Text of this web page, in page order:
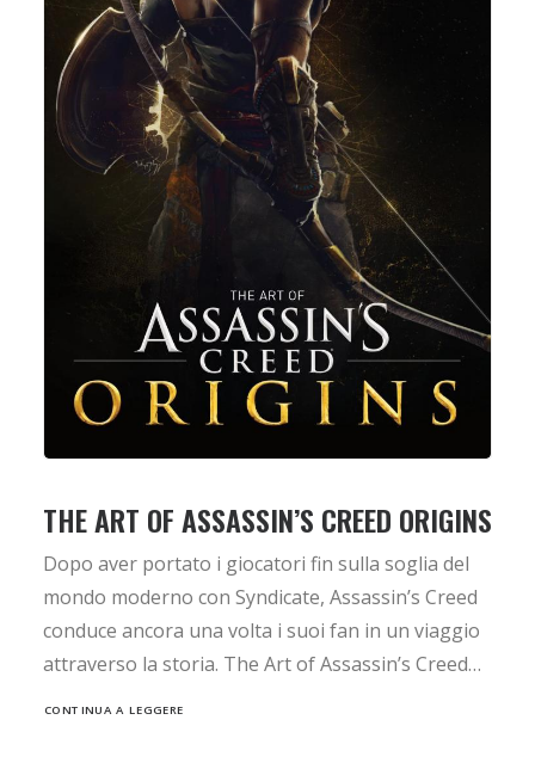
THE ART OF ASSASSIN’S CREED ORIGINS
Dopo aver portato i giocatori fin sulla soglia del
mondo moderno con Syndicate, Assassin’s Creed
conduce ancora una volta i suoi fan in un viaggio
attraverso la storia. The Art of Assassin’s Creed…
CONTINUA A LEGGERE